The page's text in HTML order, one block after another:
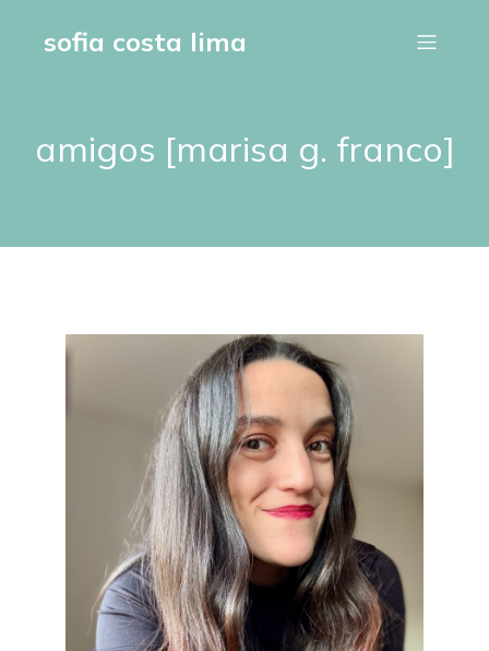
sofia costa lima
amigos [marisa g. franco]